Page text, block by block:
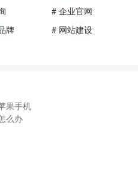
# 企业官网
牌
# 网站建设
果手机
么办